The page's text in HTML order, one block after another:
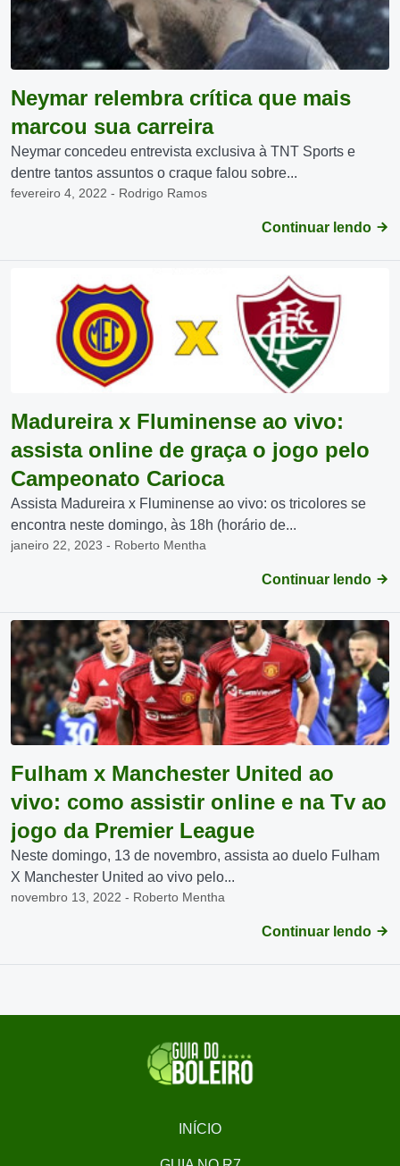
Neymar relembra crítica que mais
marcou sua carreira
Neymar concedeu entrevista exclusiva à TNT Sports e
dentre tantos assuntos o craque falou sobre...
fevereiro 4, 2022 - Rodrigo Ramos
Continuar lendo
Madureira x Fluminense ao vivo:
assista online de graça o jogo pelo
Campeonato Carioca
Assista Madureira x Fluminense ao vivo: os tricolores se
encontra neste domingo, às 18h (horário de...
janeiro 22, 2023 - Roberto Mentha
Continuar lendo
Fulham x Manchester United ao
vivo: como assistir online e na Tv ao
jogo da Premier League
Neste domingo, 13 de novembro, assista ao duelo Fulham
X Manchester United ao vivo pelo...
novembro 13, 2022 - Roberto Mentha
Continuar lendo
INÍCIO